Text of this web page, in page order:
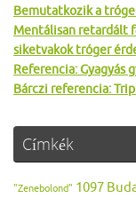
Bemutatkozik a
Mentálisan retardált
siketvakok tróger
Referencia: Gyagyás
Bárczi referencia:
Címkék
"Zenebolond" 1097